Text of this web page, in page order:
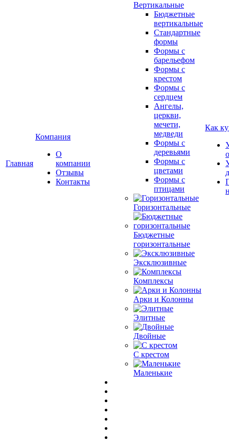
Главная
Компания
О
компании
Отзывы
Контакты
Вертикальные
Бюджетные
вертикальные
Стандартные
формы
Формы с
барельефом
Формы с
крестом
Формы с
сердцем
Ангелы,
церкви,
мечети,
медведи
Формы с
деревьями
Формы с
цветами
Формы с
птицами
Горизонтальные
Бюджетные
горизонтальные
Эксклюзивные
Комплексы
Арки и Колонны
Элитные
Двойные
С крестом
Маленькие
Как